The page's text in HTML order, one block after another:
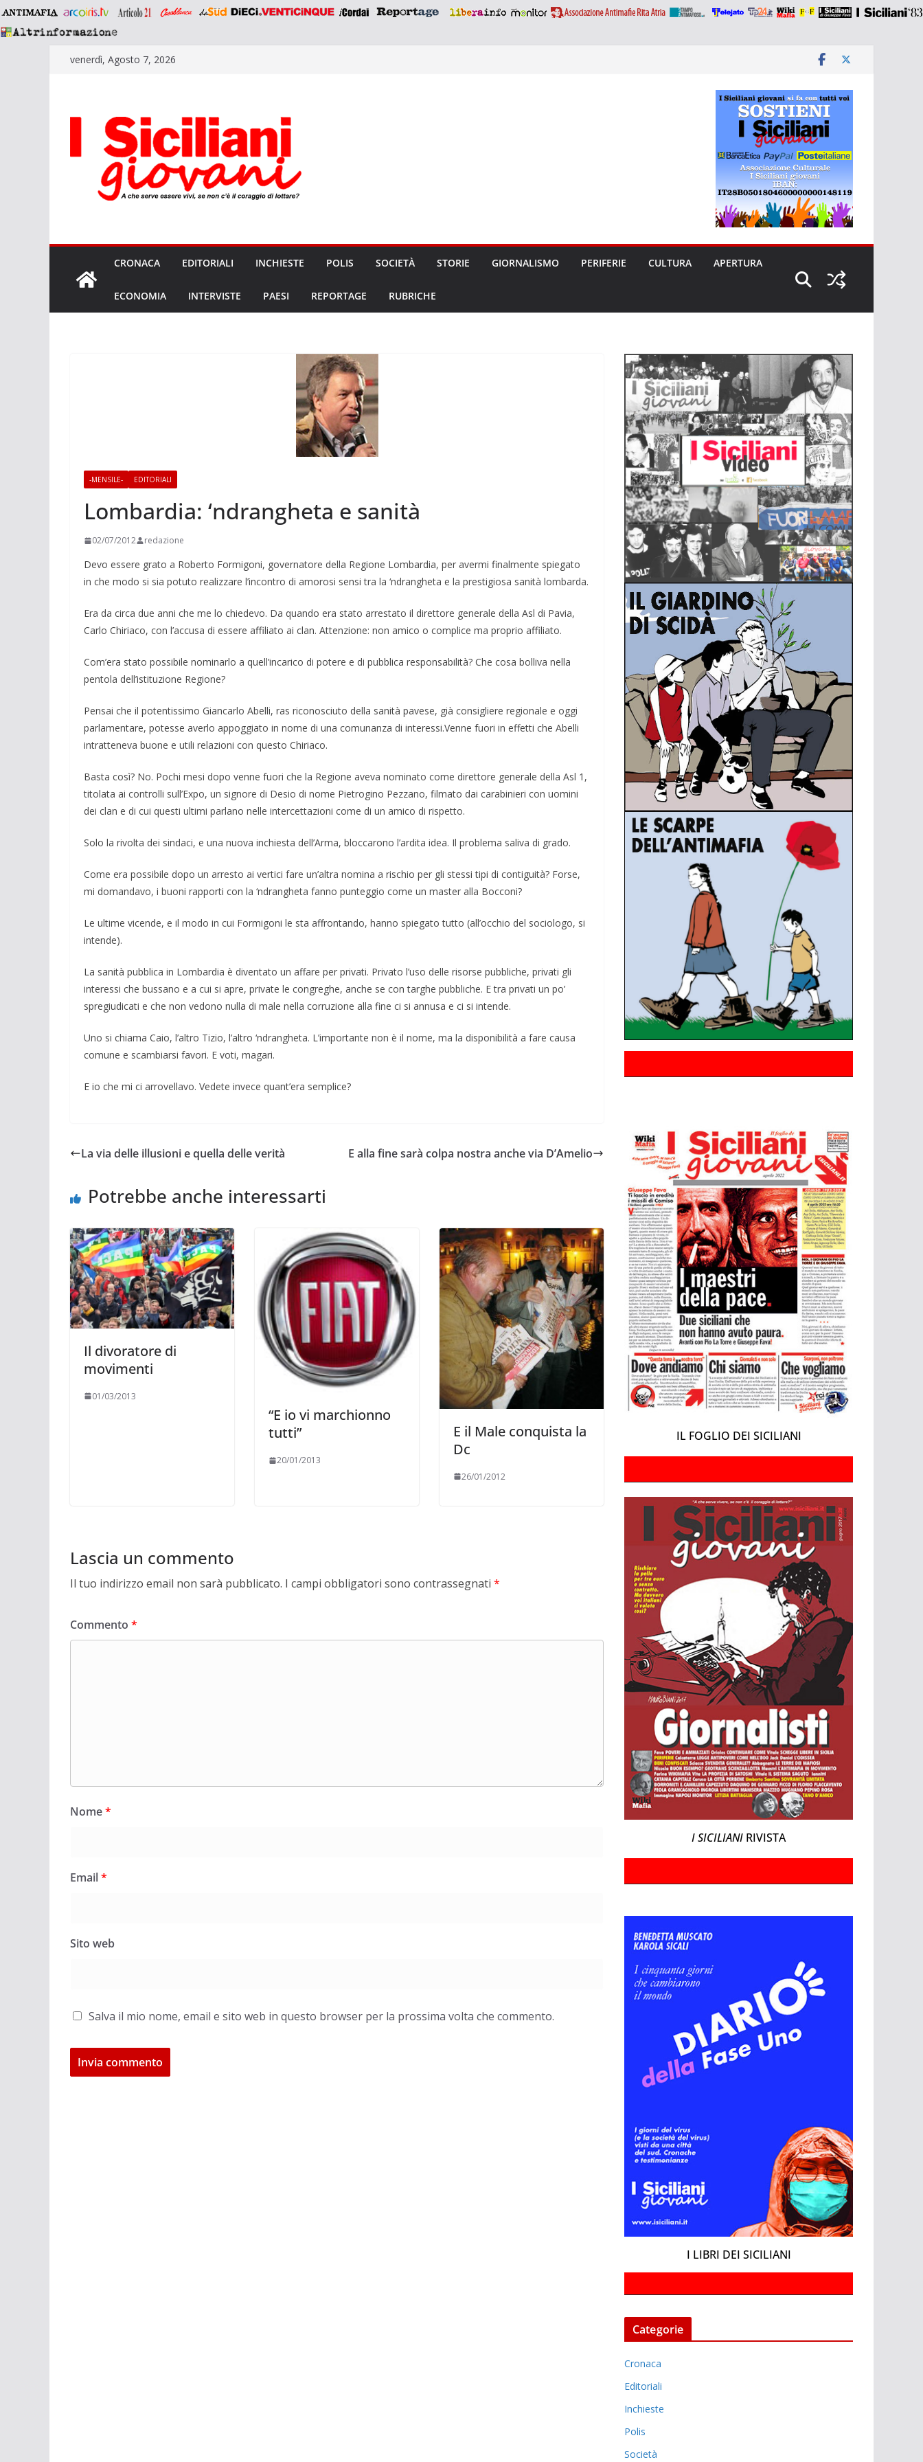
Saltavenerdì, Agosto 7, 2026
CRONACA EDITORIALI INCHIESTE POLIS SOCIETÀ STORIE GIORNALISMO PERIFERIE CULTURA APERTURA
ECONOMIA INTERVISTE PAESI REPORTAGE RUBRICHE
-MENSILE- EDITORIALI
Lombardia: ‘ndrangheta e sanità
02/07/2012 redazione
Devo essere grato a Roberto Formigoni, governatore della Regio­ne Lombardia, per avermi finalmente spiegato
in che modo si sia potuto realizzare l’incontro di amorosi sensi tra la ‘ndrangheta e la prestigiosa sa­nità lombarda.
Era da circa due anni che me lo chiedevo. Da quando era stato arre­stato il direttore generale della Asl di Pavia,
Carlo Chiriaco, con l’accusa di essere affiliato ai clan. Attenzione: non amico o complice ma proprio af­filiato.
Com’era stato possibile nomi­narlo a quell’incarico di potere e di pubblica responsabilità? Che cosa bolliva nella
pentola dell’istituzione Regione?
Pensai che il potentissimo Gian­carlo Abelli, ras riconosciuto della sanità pavese, già consigliere regio­nale e oggi
parlamentare, potesse averlo appoggiato in nome di una comunanza di interessi.Venne fuori in effetti che Abelli
intratteneva buone e utili relazioni con questo Chiriaco.
Basta così? No. Pochi mesi dopo venne fuori che la Regione aveva nominato come direttore gene­rale della Asl 1,
titolata ai controlli sull’Expo, un signore di Desio di nome Pietrogino Pezzano, filmato dai carabinieri con uomini
dei clan e di cui questi ultimi parlano nelle in­tercettazioni come di un amico di ri­spetto.
Solo la rivolta dei sindaci, e una nuova inchiesta dell’Arma, bloccaro­no l’ardita idea. Il problema saliva di grado.
Come era possibile dopo un arresto ai vertici fare un’altra nomina a rischio per gli stessi tipi di conti­guità? Forse,
mi domandavo, i buoni rapporti con la ‘ndrangheta fanno punteggio come un master alla Boc­coni?
Le ultime vicende, e il modo in cui Formigoni le sta affrontando, hanno spiegato tutto (all’occhio del socio­logo, si
intende).
La sanità pubblica in Lombardia è diventato un affare per privati. Pri­vato l’uso delle risorse pubbliche, privati gli
interessi che bussano e a cui si apre, private le congreghe, an­che se con targhe pubbliche. E tra privati un po’
spregiudicati e che non vedono nulla di male nella corruzio­ne alla fine ci si annusa e ci si inten­de.
Uno si chiama Caio, l’altro Ti­zio, l’altro ‘ndrangheta. L’importante non è il nome, ma la disponibilità a fare causa
comune e scambiarsi fa­vori. E voti, magari.
E io che mi ci arrovellavo. Vede­te invece quant’era semplice?
La via delle illusioni e quella delle verità E alla fine sarà colpa nostra anche via D’Amelio
Potrebbe anche interessarti
Il divoratore di
movimenti
01/03/2013
“E io vi marchionno
tutti”
20/01/2013
E il Male conquista la
Dc
26/01/2012
Lascia un commento
Il tuo indirizzo email non sarà pubblicato. I campi obbligatori sono contrassegnati *
Commento *
Nome*
Email*
Sito web
Salva il mio nome, email e sito web in questo browser per la prossima volta che commento.
IL FOGLIO DEI SICILIANI
I SICILIANI RIVISTA
I LIBRI DEI SICILIANI
Categorie
Cronaca
Editoriali
Inchieste
Polis
Società